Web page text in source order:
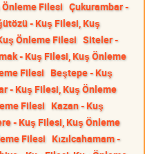
Filesi Çukurambar -
- Kuş Filesi, Kuş
Önleme Filesi Siteler -
- Kuş Filesi, Kuş Önleme
Filesi Beştepe - Kuş
- Kuş Filesi, Kuş Önleme
Filesi Kazan - Kuş
- Kuş Filesi, Kuş Önleme
Filesi Kızılcahamam -